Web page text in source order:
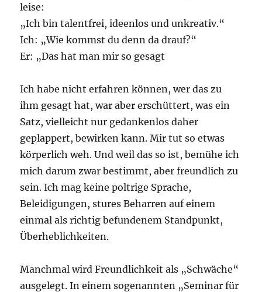
leise:
„Ich bin talentfrei, ideenlos und unkreativ.“
Ich: „Wie kommst du denn da drauf?“
Er: „Das hat man mir so gesagt
Ich habe nicht erfahren können, wer das zu
ihm gesagt hat, war aber erschüttert, was ein
Satz, vielleicht nur gedankenlos daher
geplappert, bewirken kann. Mir tut so etwas
körperlich weh. Und weil das so ist, bemühe ich
mich darum zwar bestimmt, aber freundlich zu
sein. Ich mag keine poltrige Sprache,
Beleidigungen, stures Beharren auf einem
einmal als richtig befundenem Standpunkt,
Überheblichkeiten.
Manchmal wird Freundlichkeit als „Schwäche“
ausgelegt. In einem sogenannten „Seminar für